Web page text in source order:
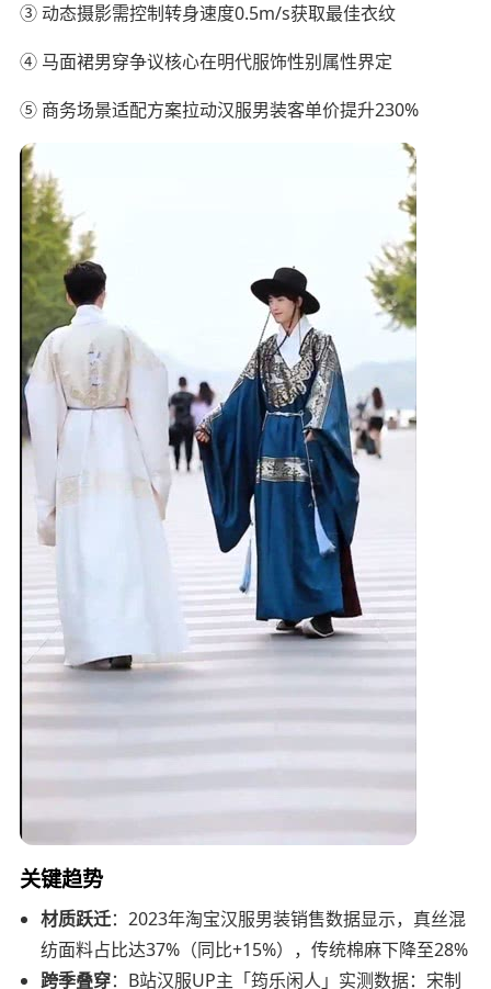
③ 动态摄影需控制转身速度0.5m/s获取最佳衣纹
④ 马面裙男穿争议核心在明代服饰性别属性界定
⑤ 商务场景适配方案拉动汉服男装客单价提升230%
关键趋势
材质跃迁：2023年淘宝汉服男装销售数据显示，真丝混
纺面料占比达37%（同比+15%），传统棉麻下降至28%
跨季叠穿：B站汉服UP主「筠乐闲人」实测数据：宋制